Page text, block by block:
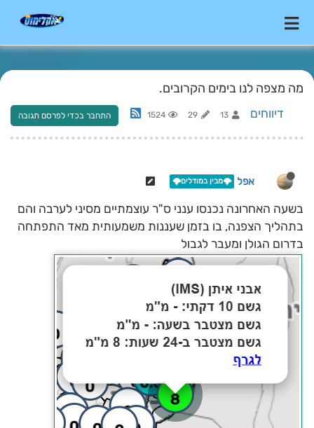
מה מצפה לנו בימים הקרובים.
דיווחים 13
29
1524 התחבר בכדי לפרסם תגובה
אפל 🌩️מבין במודלים🌩️
בשעה האחרונה נכנסו ענני ס"ר עוצמתיים מסיני לערבה והם
בתהליך הצפנה, בו בזמן שעננות משמעותית מאד התפתחה
בדרום הגולן ומעבר לגבול